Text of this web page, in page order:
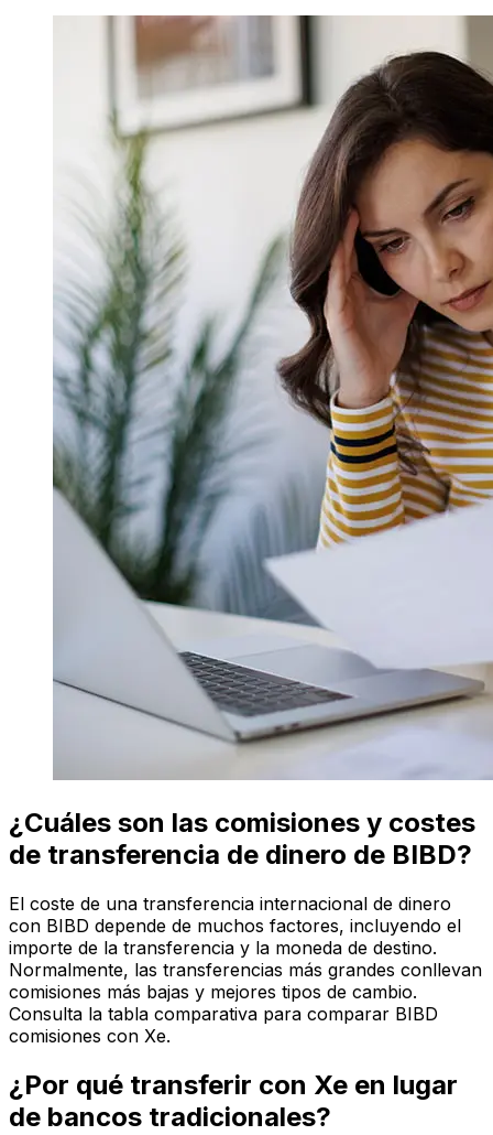
¿Cuáles son las comisiones y costes
de transferencia de dinero de BIBD?
El coste de una transferencia internacional de dinero
con BIBD depende de muchos factores, incluyendo el
importe de la transferencia y la moneda de destino.
Normalmente, las transferencias más grandes conllevan
comisiones más bajas y mejores tipos de cambio.
Consulta la tabla comparativa para comparar BIBD
comisiones con Xe.
¿Por qué transferir con Xe en lugar
de bancos tradicionales?